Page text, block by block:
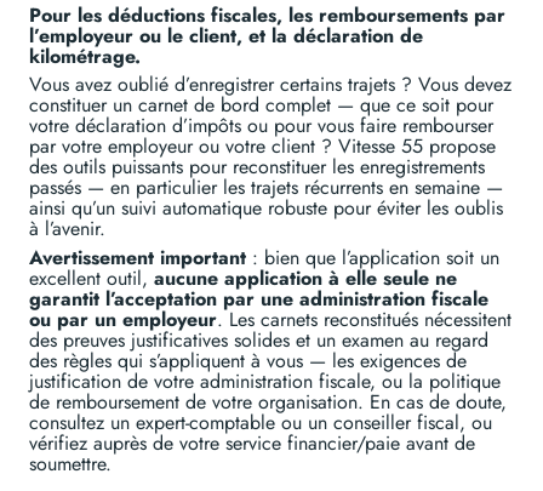
Pour les déductions fiscales, les remboursements par
l’employeur ou le client, et la déclaration de
kilométrage.
Vous avez oublié d’enregistrer certains trajets ? Vous devez
constituer un carnet de bord complet — que ce soit pour
votre déclaration d’impôts ou pour vous faire rembourser
par votre employeur ou votre client ? Vitesse 55 propose
des outils puissants pour reconstituer les enregistrements
passés — en particulier les trajets récurrents en semaine —
ainsi qu’un suivi automatique robuste pour éviter les oublis
à l’avenir.
Avertissement important : bien que l’application soit un
excellent outil, aucune application à elle seule ne
garantit l’acceptation par une administration fiscale
ou par un employeur. Les carnets reconstitués nécessitent
des preuves justificatives solides et un examen au regard
des règles qui s’appliquent à vous — les exigences de
justification de votre administration fiscale, ou la politique
de remboursement de votre organisation. En cas de doute,
consultez un expert-comptable ou un conseiller fiscal, ou
vérifiez auprès de votre service financier/paie avant de
soumettre.